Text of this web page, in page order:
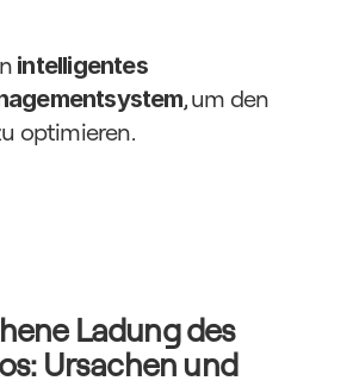
intelligentes
, um den
optimieren.
Ladung des
Ursachen und